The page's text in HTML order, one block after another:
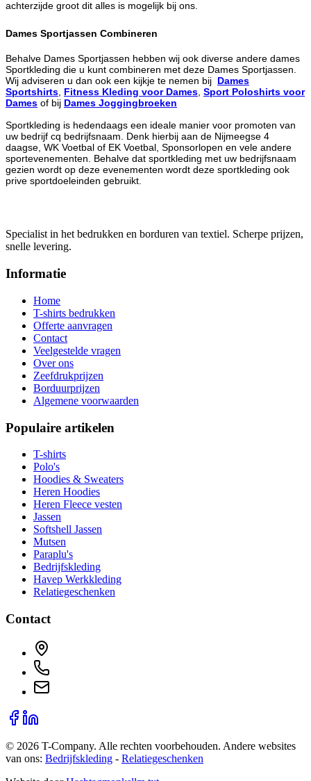
achterzijde groot dit alles is mogelijk bij ons.
Dames Sportjassen Combineren
Behalve Dames Sportjassen hebben wij ook diverse andere dames
Sportkleding die u kunt combineren met deze Dames Sportjassen.
Wij adviseren u dan ook een kijkje te nemen bij Dames
Sportshirts, Fitness Kleding voor Dames, Sport Poloshirts voor
Dames of bij Dames Joggingbroeken
Sportkleding is hedendaags een ideale manier voor promoten van
uw bedrijf cq bedrijfsnaam. Denk hierbij aan de Nijmeegse 4
daagse, WK Voetbal of EK Voetbal, Sponsorlopen en vele andere
sportevenementen. Behalve dat sportkleding met uw bedrijfsnaam
gezien wordt op deze evenementen wordt deze sportkleding ook
prive sportdoeleinden gebruikt.
Specialist in het bedrukken en borduren van textiel. Scherpe prijzen,
snelle levering.
Informatie
Home
T-shirts bedrukken
Offerte aanvragen
Contact
Veelgestelde vragen
Over ons
Zeefdrukprijzen
Borduurprijzen
Algemene voorwaarden
Populaire artikelen
T-shirts
Polo's
Hoodies & Sweaters
Heren Hoodies
Heren Fleece vesten
Jassen
Softshell Jassen
Mutsen
Paraplu's
Bedrijfskleding
Havep Werkkleding
Relatiegeschenken
Contact
© 2026 T-Company. Alle rechten voorbehouden. Andere websites
van ons: Bedrijfskleding - Relatiegeschenken